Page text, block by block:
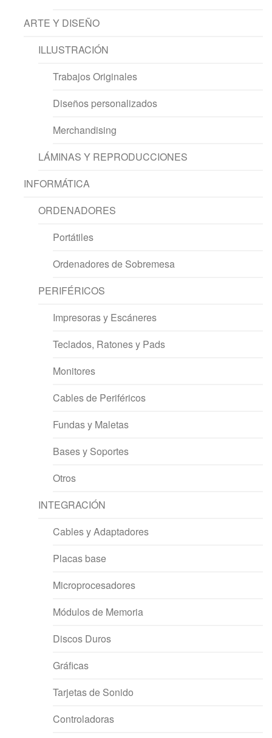
ARTE Y DISEÑO
ILLUSTRACIÓN
Trabajos Originales
Diseños personalizados
Merchandising
LÁMINAS Y REPRODUCCIONES
INFORMÁTICA
ORDENADORES
Portátiles
Ordenadores de Sobremesa
PERIFÉRICOS
Impresoras y Escáneres
Teclados, Ratones y Pads
Monitores
Cables de Periféricos
Fundas y Maletas
Bases y Soportes
Otros
INTEGRACIÓN
Cables y Adaptadores
Placas base
Microprocesadores
Módulos de Memoria
Discos Duros
Gráficas
Tarjetas de Sonido
Controladoras